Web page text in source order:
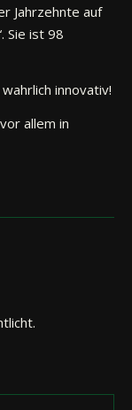
Jahrzehnte auf
Sie ist 98
innovativ!
allem in